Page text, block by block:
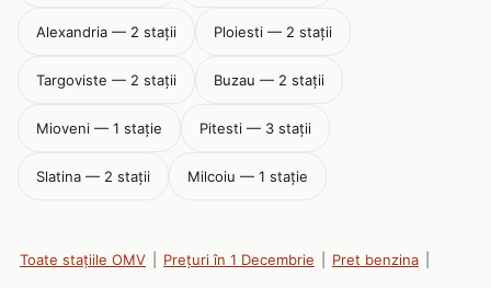
Alexandria — 2 stații Ploiesti — 2 stații
Targoviste — 2 stații Buzau — 2 stații
Mioveni — 1 stație Pitesti — 3 stații
Slatina — 2 stații Milcoiu — 1 stație
Toate stațiile OMV Prețuri în 1 Decembrie Pret benzina